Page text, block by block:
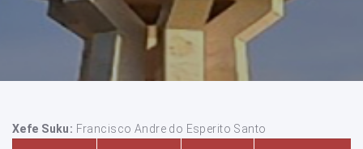
Xefe Suku: Francisco Andre do Esperito Santo